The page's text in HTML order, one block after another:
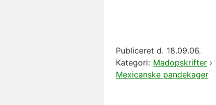
Publiceret d. 18.09.06.
Kategori: Madopskrifter ›
Mexicanske pandekager